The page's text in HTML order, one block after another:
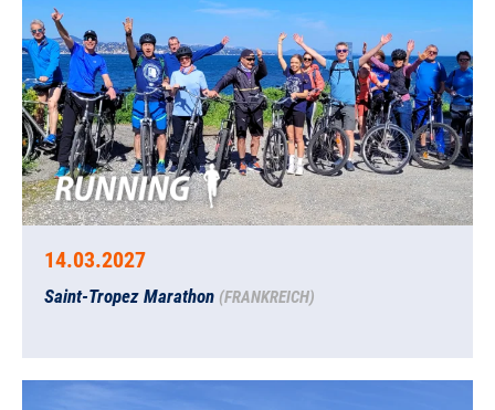
14.03.2027
Saint-Tropez Marathon (FRANKREICH)